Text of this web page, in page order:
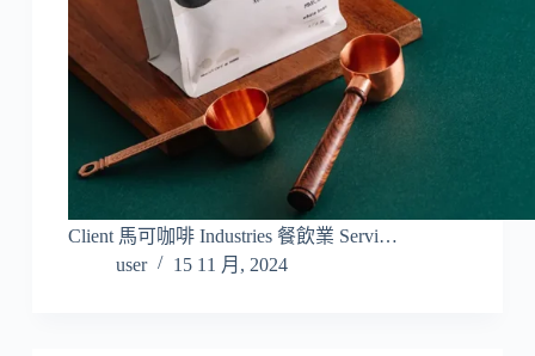
Client 馬可咖啡 Industries 餐飲業 Servi…
user
15 11 月, 2024